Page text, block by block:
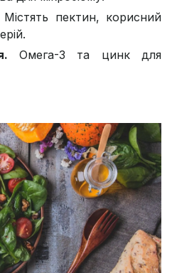
Містять пектин, корисний
Омега-3 та цинк для